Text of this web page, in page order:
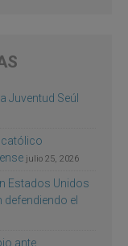
Juventud Seúl
católico
julio 25, 2026
Estados Unidos
el
ante